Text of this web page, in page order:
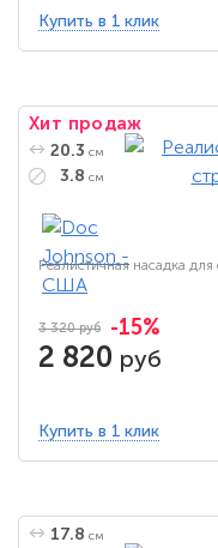
Купить в 1 клик
Хит продаж
20.3 см
3.8 см
Реалистичная насадка
3 320 руб -15%
2 820 руб
Купить в 1 клик
17.8 см